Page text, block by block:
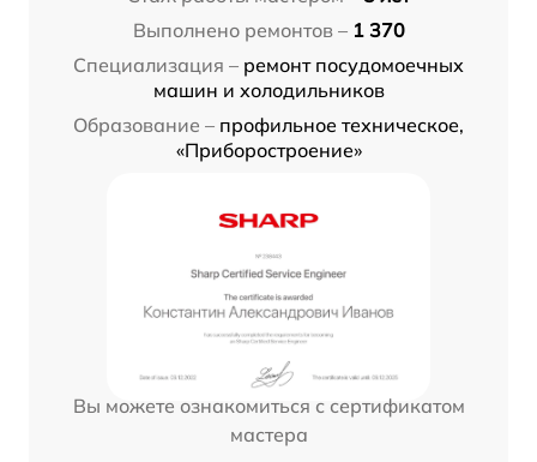
Выполнено ремонтов – 1 370
Специализация – ремонт посудомоечных
машин и холодильников
Образование – профильное техническое,
«Приборостроение»
Вы можете ознакомиться с сертификатом
мастера